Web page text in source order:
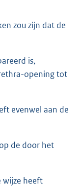
zou zijn dat de
is,
opening tot
evenwel aan de
de door het
heeft